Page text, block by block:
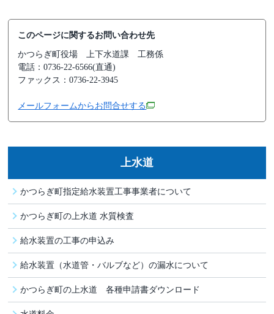
このページに関するお問い合わせ先
かつらぎ町役場
上下水道課 工務係
電話：0736-22-6566(直通)
ファックス：0736-22-3945
メールフォームからお問合せする
上水道
かつらぎ町指定給水装置工事事業者について
かつらぎ町の上水道 水質検査
給水装置の工事の申込み
給水装置（水道管・バルブなど）の漏水について
かつらぎ町の上水道 各種申請書ダウンロード